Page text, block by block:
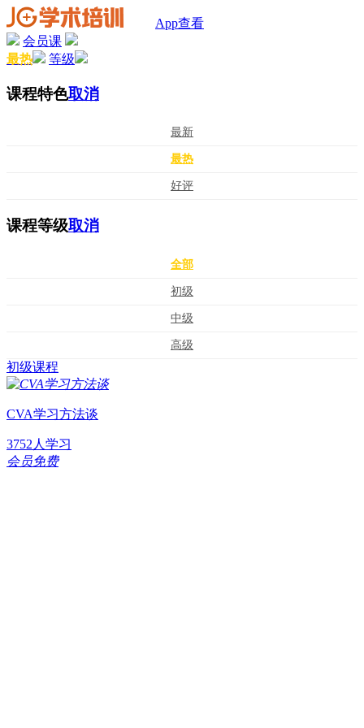
App查看
会员课
最热
等级
课程特色取消
最新
最热
好评
课程等级取消
全部
初级
中级
高级
初级课程
CVA学习方法谈
3752人学习
会员免费